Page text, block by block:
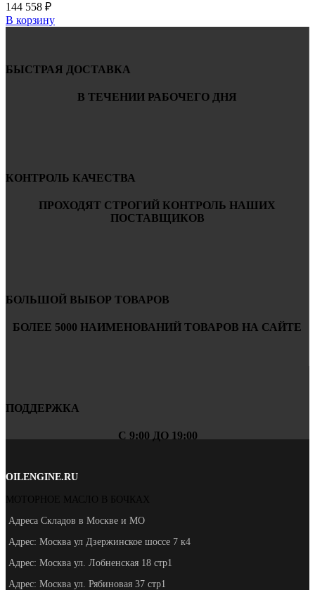
144 558 ₽
В корзину
БЫСТРАЯ ДОСТАВКА
В ТЕЧЕНИИ РАБОЧЕГО ДНЯ
КОНТРОЛЬ КАЧЕСТВА
ПРОХОДЯТ СТРОГИЙ КОНТРОЛЬ НАШИХ
ПОСТАВЩИКОВ
БОЛЬШОЙ ВЫБОР ТОВАРОВ
БОЛЕЕ 5000 НАИМЕНОВАНИЙ ТОВАРОВ НА САЙТЕ
ПОДДЕРЖКА
С 9:00 ДО 19:00
OILENGINE.RU
МОТОРНОЕ МАСЛО В БОЧКАХ
Адреса Складов в Москве и МО
Адрес: Москва ул Дзержинское шоссе 7 к4
Адрес: Москва ул. Лобненская 18 стр1
Адрес: Москва ул. Рябиновая 37 стр1